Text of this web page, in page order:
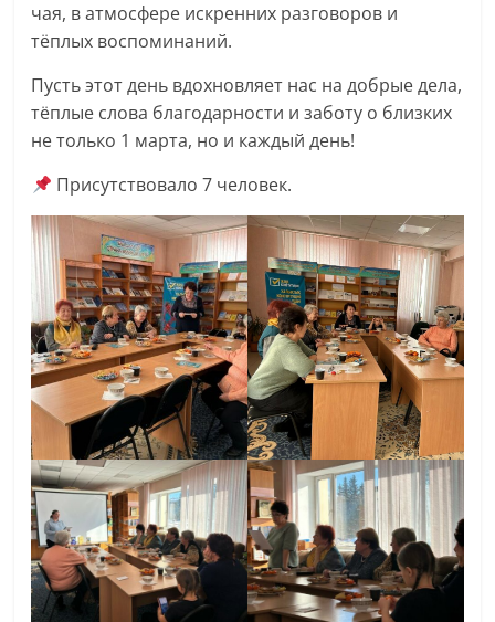
чая, в атмосфере искренних разговоров и
тёплых воспоминаний.
Пусть этот день вдохновляет нас на добрые дела,
тёплые слова благодарности и заботу о близких
не только 1 марта, но и каждый день!
Присутствовало 7 человек.